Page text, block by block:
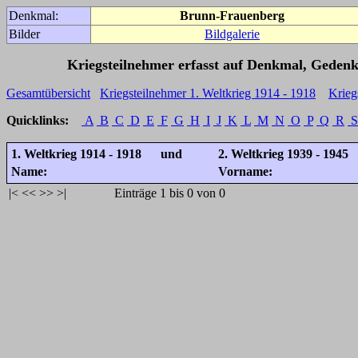
Denkmal:
Brunn-Frauenberg
Bilder
Bildgalerie
Kriegsteilnehmer erfasst auf Denkmal,
Gesamtübersicht Kriegsteilnehmer 1. Weltkrieg 1914 - 1918
Quicklinks:
A B C D E F G H I J K L M N O P Q R S
1. Weltkrieg 1914 - 1918 und
2. Weltkrieg 1939 - 1945
Name:
Vorname:
|< << >> >| Einträge 1 bis 0 von 0